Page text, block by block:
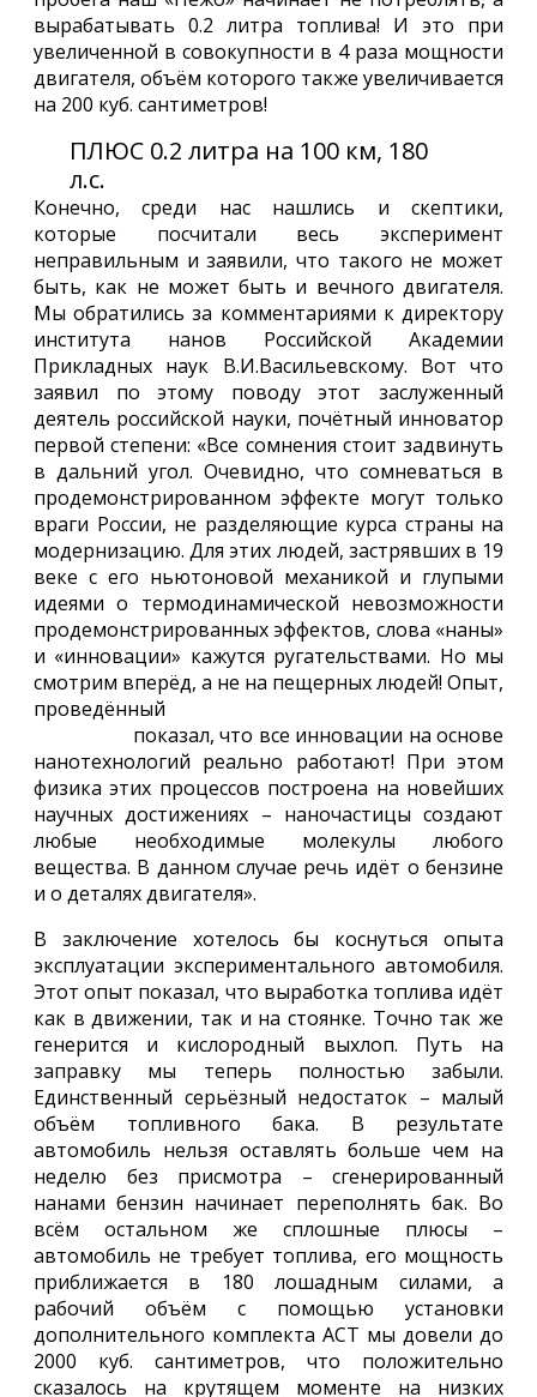
вырабатывать 0.2 литра топлива! И это при
увеличенной в совокупности в 4 раза мощности
двигателя, объём которого также увеличивается
на 200 куб. сантиметров!
ПЛЮС 0.2 литра на 100 км, 180
л.с.
Конечно, среди нас нашлись и скептики,
которые посчитали весь эксперимент
неправильным и заявили, что такого не может
быть, как не может быть и вечного двигателя.
Мы обратились за комментариями к директору
института нанов Российской Академии
Прикладных наук В.И.Васильевскому. Вот что
заявил по этому поводу этот заслуженный
деятель российской науки, почётный инноватор
первой степени: «Все сомнения стоит задвинуть
в дальний угол. Очевидно, что сомневаться в
продемонстрированном эффекте могут только
враги России, не разделяющие курса страны на
модернизацию. Для этих людей, застрявших в 19
веке с его ньютоновой механикой и глупыми
идеями о термодинамической невозможности
продемонстрированных эффектов, слова «наны»
и «инновации» кажутся ругательствами. Но мы
смотрим вперёд, а не на пещерных людей! Опыт,
проведённый
показал, что все инновации на основе
нанотехнологий реально работают! При этом
физика этих процессов построена на новейших
научных достижениях – наночастицы создают
любые необходимые молекулы любого
вещества. В данном случае речь идёт о бензине
и о деталях двигателя».
В заключение хотелось бы коснуться опыта
эксплуатации экспериментального автомобиля.
Этот опыт показал, что выработка топлива идёт
как в движении, так и на стоянке. Точно так же
генерится и кислородный выхлоп. Путь на
заправку мы теперь полностью забыли.
Единственный серьёзный недостаток – малый
объём топливного бака. В результате
автомобиль нельзя оставлять больше чем на
неделю без присмотра – сгенерированный
нанами бензин начинает переполнять бак. Во
всём остальном же сплошные плюсы –
автомобиль не требует топлива, его мощность
приближается в 180 лошадным силами, а
рабочий объём с помощью установки
дополнительного комплекта АСТ мы довели до
2000 куб. сантиметров, что положительно
сказалось на крутящем моменте на низких